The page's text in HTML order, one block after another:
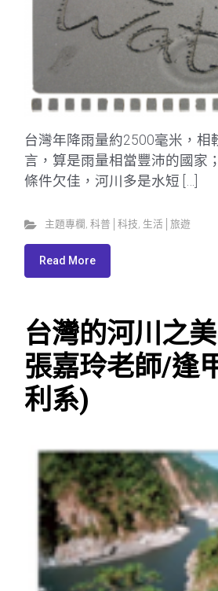
台灣年降雨量約2500毫米，相
言，算是雨量相當豐沛的國家
條件欠佳，河川多是水短 […]
主題專欄 , 科普│科技, 生活│旅遊
Read More
台灣的河川之
張嘉玲老師/逢
利系)